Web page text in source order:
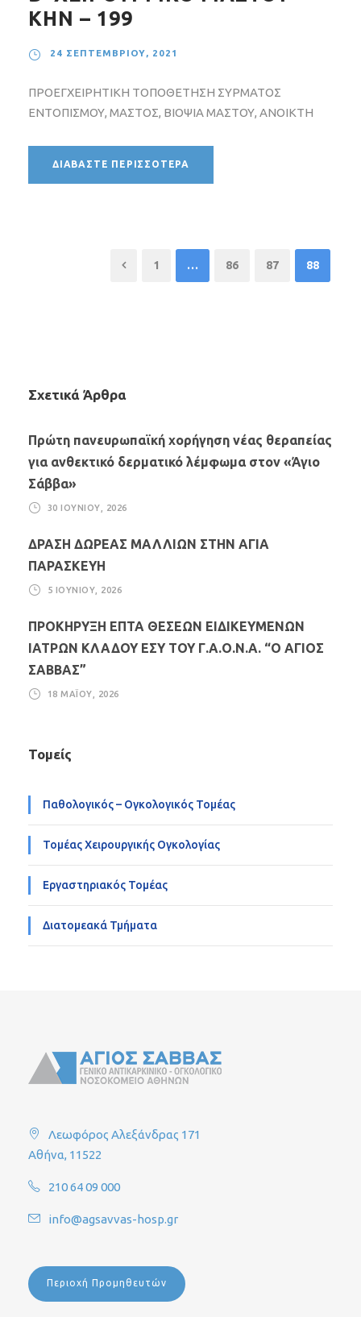
ΚΗΝ – 199
24 ΣΕΠΤΕΜΒΡΊΟΥ, 2021
ΠΡΟΕΓΧΕΙΡΗΤΙΚΗ ΤΟΠΟΘΕΤΗΣΗ ΣΥΡΜΑΤΟΣ
ΕΝΤΟΠΙΣΜΟΥ, ΜΑΣΤΟΣ, ΒΙΟΨΙΑ ΜΑΣΤΟΥ, ΑΝΟΙΚΤΗ
ΔΙΑΒΆΣΤΕ ΠΕΡΙΣΣΌΤΕΡΑ
1 … 86 87 88
Σχετικά Άρθρα
Πρώτη πανευρωπαϊκή χορήγηση νέας θεραπείας
για ανθεκτικό δερματικό λέμφωμα στον «Άγιο
Σάββα»
30 ΙΟΥΝΊΟΥ, 2026
ΔΡΑΣΗ ΔΩΡΕΑΣ ΜΑΛΛΙΩΝ ΣΤΗΝ ΑΓΙΑ
ΠΑΡΑΣΚΕΥΗ
5 ΙΟΥΝΊΟΥ, 2026
ΠΡΟΚΗΡΥΞΗ ΕΠΤΑ ΘΕΣΕΩΝ ΕΙΔΙΚΕΥΜΕΝΩΝ
ΙΑΤΡΩΝ ΚΛΑΔΟΥ ΕΣΥ ΤΟΥ Γ.Α.Ο.Ν.Α. “Ο ΑΓΙΟΣ
ΣΑΒΒΑΣ”
18 ΜΑΪ́ΟΥ, 2026
Τομείς
Παθολογικός – Ογκολογικός Τομέας
Τομέας Χειρουργικής Ογκολογίας
Εργαστηριακός Τομέας
Διατομεακά Τμήματα
Λεωφόρος Αλεξάνδρας 171
Αθήνα, 11522
210 64 09 000
info@agsavvas-hosp.gr
Περιοχή Προμηθευτών